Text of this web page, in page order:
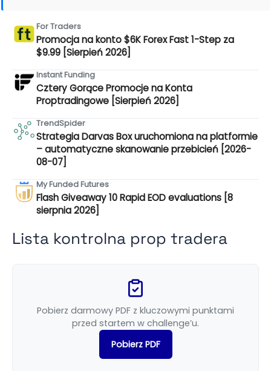
For Traders
Promocja na konto $6K Forex Fast 1-Step za
$9.99 [Sierpień 2026]
Instant Funding
Cztery Gorące Promocje na Konta
Proptradingowe [Sierpień 2026]
TrendSpider
Strategia Darvas Box uruchomiona na platformie
– automatyczne skanowanie przebicień [2026-
08-07]
My Funded Futures
Flash Giveaway 10 Rapid EOD evaluations [8
sierpnia 2026]
Lista kontrolna prop tradera
Pobierz darmowy PDF z kluczowymi punktami
przed startem w challenge’u.
Pobierz PDF